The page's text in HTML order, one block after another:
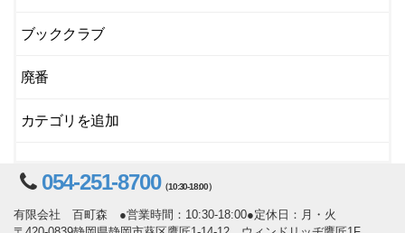
ブッククラブ
廃番
カテゴリを追加
054-251-8700（10:30-18:00）
有限会社 百町森 ●営業時間：10:30-18:00●定休日：月・火